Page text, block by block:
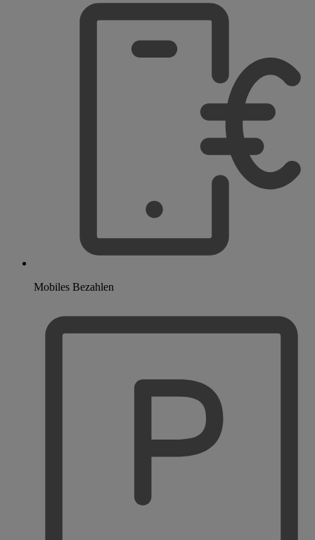
Mobiles Bezahlen